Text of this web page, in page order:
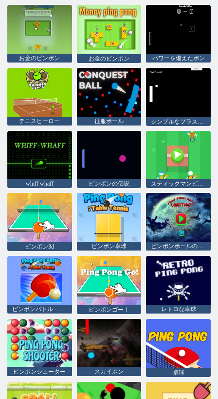
お金のピンポン お金のピンポン パワーを備えたポン
テニスヒーロー 征服ボール シンプルなプラスクラシックポン
whiff whaff ピンポンの伝説 スティックマンピンポン2
ピンポン3d ピンポン卓球 ピンポンボールのクリスマス
ピンポンゴー！ レトロな卓球
ピンポンシューター スカイポン 卓球